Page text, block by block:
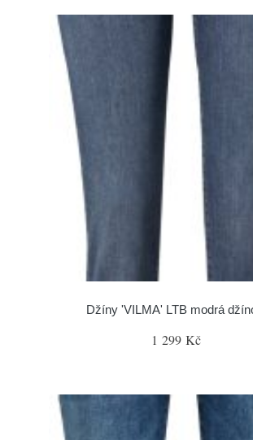
Džíny 'VILMA' LTB modrá
1 299 Kč